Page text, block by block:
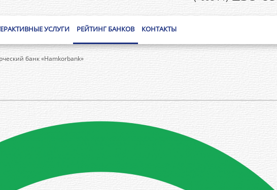
УСЛУГИ РЕЙТИНГ БАНКОВ КОНТАКТЫ
банк «Hamkorbank»